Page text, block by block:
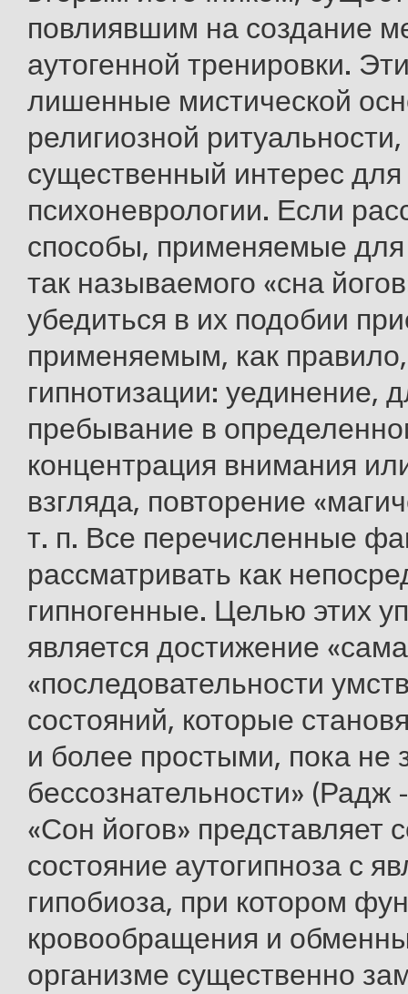
повлиявшим на создание
аутогенной тренировки.
лишенные мистической
религиозной
существенный интерес для
психоневрологии. Если
способы, применяемые
так называемого «сна
убедиться в их подобии
применяемым, как
гипнотизации: уединение,
пребывание в
концентрация внимания
взгляда, повторение
т. п. Все перечисленные
рассматривать как
гипногенные. Целью этих
является достижение
«последовательности
состояний, которые
и более простыми, пока не
бессознательности»
«Сон йогов» представляет
состояние аутогипноза с
гипобиоза, при котором
кровообращения и
организме существенно